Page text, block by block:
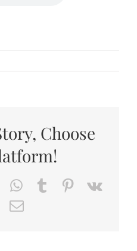
Choose
WhatsApp
TumblrPinterest
Vk
XingEmail